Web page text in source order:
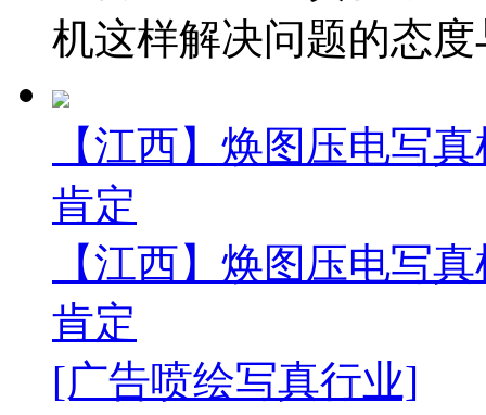
机这样解决问题的态
【江西】焕图压电写
肯定
【江西】焕图压电写
肯定
[广告喷绘写真行业]